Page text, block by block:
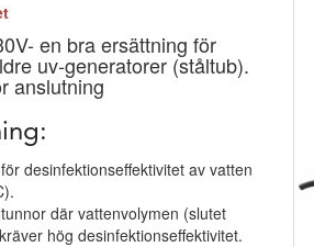
en bra ersättning för
uv-generatorer (ståltub).
anslutning
desinfektionseffektivitet av vatten
där vattenvolymen (slutet
hög desinfektionseffektivitet.